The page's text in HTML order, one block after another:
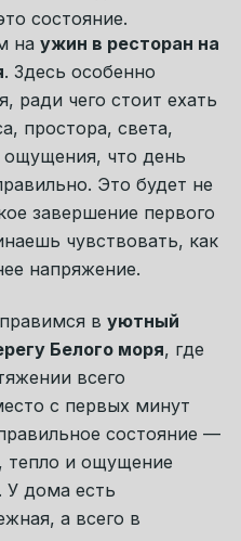
а его
поморском стиле.
связь с местом,
уровень
для спокойного
общая
зал с камином, где
собираться
в красивой и